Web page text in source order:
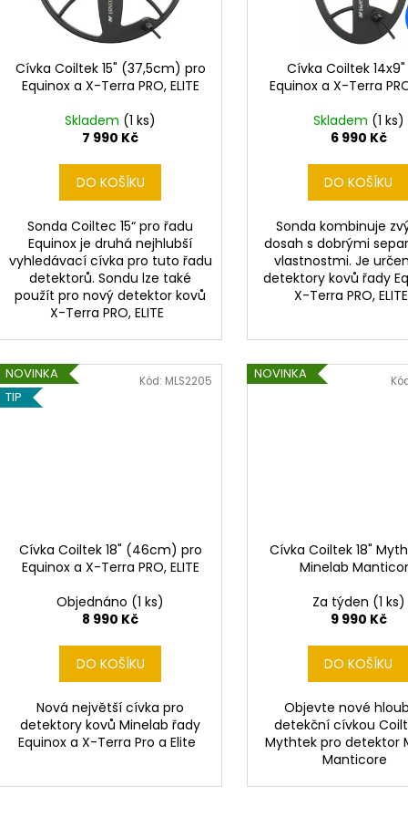
Cívka Coiltek 15" (37,5cm) pro
Equinox a X-Terra PRO, ELITE
Skladem (1 ks)
7 990 Kč
DO KOŠÍKU
Sonda Coiltec 15“ pro řadu
Equinox je druhá nejhlubší
vyhledávací cívka pro tuto řadu
detektorů. Sondu lze také
použít pro nový detektor kovů
X-Terra PRO, ELITE
Cívka Coiltek
Equinox a X-Terra
Skladem (1 ks)
6 990 Kč
DO KOŠÍKU
Sonda kombinuje
dosah s dobrými
vlastnostmi. Je
detektory kovů řady
X-Terra PRO,
NOVINKA
TIP
Cívka Coiltek 18" (46cm) pro
Equinox a X-Terra PRO, ELITE
Objednáno (1 ks)
8 990 Kč
DO KOŠÍKU
Nová největší cívka pro
detektory kovů Minelab řady
Equinox a X-Terra Pro a Elite
Kód: MLS2205 NOVINKA
Cívka Coiltek 18"
Minelab
Za týden (1 ks)
9 990 Kč
DO KOŠÍKU
Objevte nové
detekční cívkou
Mythtek pro detektor
Manticore
DETEKTOR KOVU MINELAB EQUINOX 700
(DOHLEDÁVAČKA MINELAB PRO-FIND 40
21 990 Kč
Původně:22 490 Kč
DETEKTOR
(3 SONDY V
49 990 Kč